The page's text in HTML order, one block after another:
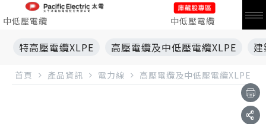
中低壓電纜 中低壓電纜
特高壓電纜XLPE 高壓電纜及中低壓電纜XLPE
首頁 產品資訊 電力線 高壓電纜及中低壓電纜XLPE